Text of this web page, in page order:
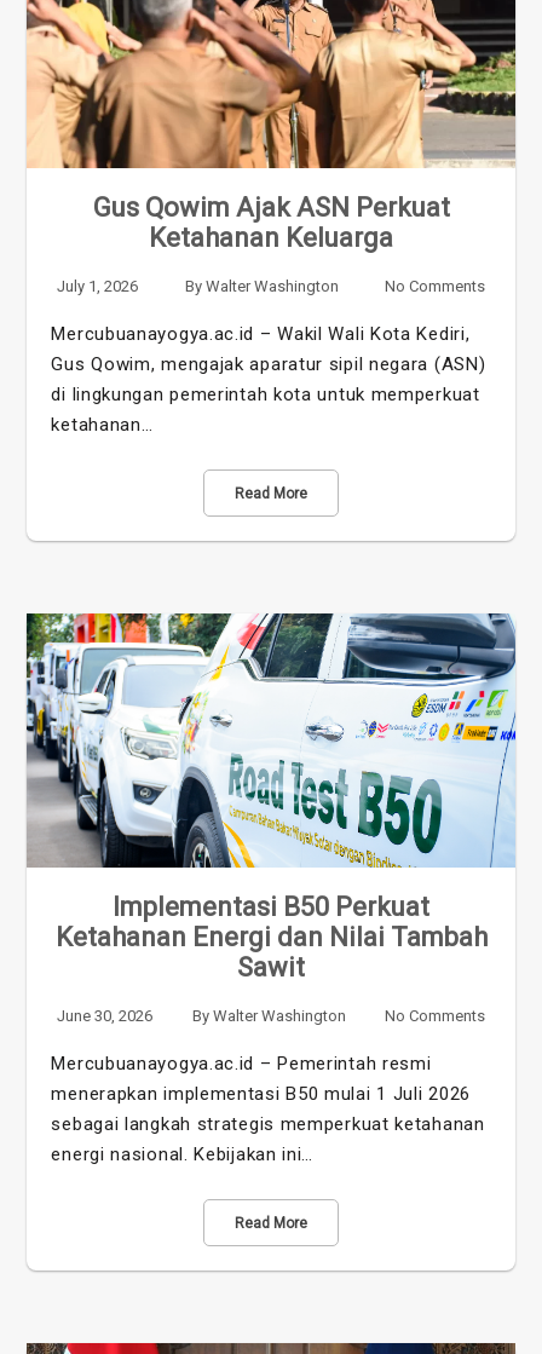
Gus Qowim Ajak ASN Perkuat
Ketahanan Keluarga
July 1, 2026 By Walter Washington No Comments
Mercubuanayogya.ac.id – Wakil Wali Kota Kediri,
Gus Qowim, mengajak aparatur sipil negara (ASN)
di lingkungan pemerintah kota untuk memperkuat
ketahanan…
Read More
Implementasi B50 Perkuat
Ketahanan Energi dan Nilai Tambah
Sawit
June 30, 2026 By Walter Washington No Comments
Mercubuanayogya.ac.id – Pemerintah resmi
menerapkan implementasi B50 mulai 1 Juli 2026
sebagai langkah strategis memperkuat ketahanan
energi nasional. Kebijakan ini…
Read More